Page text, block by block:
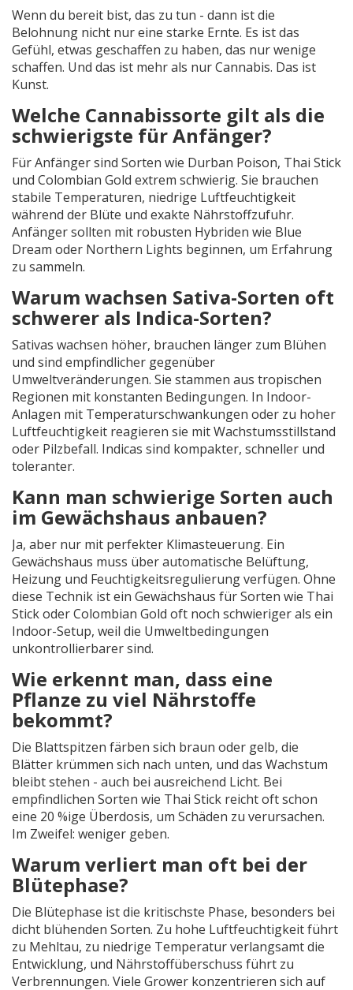
Wenn du bereit bist, das zu tun - dann ist die
Belohnung nicht nur eine starke Ernte. Es ist das
Gefühl, etwas geschaffen zu haben, das nur wenige
schaffen. Und das ist mehr als nur Cannabis. Das ist
Kunst.
Welche Cannabissorte gilt als die
schwierigste für Anfänger?
Für Anfänger sind Sorten wie Durban Poison, Thai Stick
und Colombian Gold extrem schwierig. Sie brauchen
stabile Temperaturen, niedrige Luftfeuchtigkeit
während der Blüte und exakte Nährstoffzufuhr.
Anfänger sollten mit robusten Hybriden wie Blue
Dream oder Northern Lights beginnen, um Erfahrung
zu sammeln.
Warum wachsen Sativa-Sorten oft
schwerer als Indica-Sorten?
Sativas wachsen höher, brauchen länger zum Blühen
und sind empfindlicher gegenüber
Umweltveränderungen. Sie stammen aus tropischen
Regionen mit konstanten Bedingungen. In Indoor-
Anlagen mit Temperaturschwankungen oder zu hoher
Luftfeuchtigkeit reagieren sie mit Wachstumsstillstand
oder Pilzbefall. Indicas sind kompakter, schneller und
toleranter.
Kann man schwierige Sorten auch
im Gewächshaus anbauen?
Ja, aber nur mit perfekter Klimasteuerung. Ein
Gewächshaus muss über automatische Belüftung,
Heizung und Feuchtigkeitsregulierung verfügen. Ohne
diese Technik ist ein Gewächshaus für Sorten wie Thai
Stick oder Colombian Gold oft noch schwieriger als ein
Indoor-Setup, weil die Umweltbedingungen
unkontrollierbarer sind.
Wie erkennt man, dass eine
Pflanze zu viel Nährstoffe
bekommt?
Die Blattspitzen färben sich braun oder gelb, die
Blätter krümmen sich nach unten, und das Wachstum
bleibt stehen - auch bei ausreichend Licht. Bei
empfindlichen Sorten wie Thai Stick reicht oft schon
eine 20 %ige Überdosis, um Schäden zu verursachen.
Im Zweifel: weniger geben.
Warum verliert man oft bei der
Blütephase?
Die Blütephase ist die kritischste Phase, besonders bei
dicht blühenden Sorten. Zu hohe Luftfeuchtigkeit führt
zu Mehltau, zu niedrige Temperatur verlangsamt die
Entwicklung, und Nährstoffüberschuss führt zu
Verbrennungen. Viele Grower konzentrieren sich auf